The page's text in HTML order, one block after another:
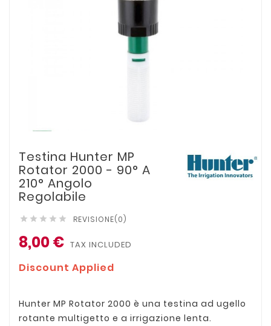
Testina Hunter MP
Rotator 2000 - 90° A
210° Angolo
Regolabile
     REVISIONE(0)
8,00 € TAX INCLUDED
Discount Applied
Hunter MP Rotator 2000 è una testina ad ugello
rotante multigetto e a irrigazione lenta.